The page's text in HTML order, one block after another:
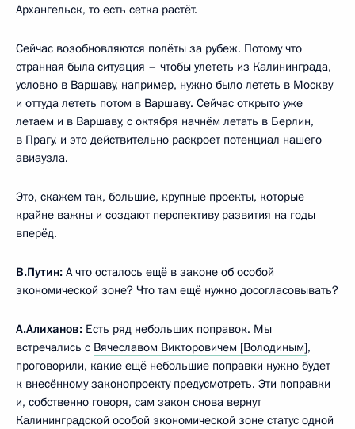
Архангельск, то есть сетка растёт.
Сейчас возобновляются полёты за рубеж. Потому что
странная была ситуация – чтобы улететь из Калининграда,
условно в Варшаву, например, нужно было лететь в Москву
и оттуда лететь потом в Варшаву. Сейчас открыто уже
летаем и в Варшаву, с октября начнём летать в Берлин,
в Прагу, и это действительно раскроет потенциал нашего
авиаузла.
Это, скажем так, большие, крупные проекты, которые
крайне важны и создают перспективу развития на годы
вперёд.
В.Путин: А что осталось ещё в законе об особой
экономической зоне? Что там ещё нужно досогласовывать?
А.Алиханов: Есть ряд небольших поправок. Мы
встречались с Вячеславом Викторовичем [Володиным],
проговорили, какие ещё небольшие поправки нужно будет
к внесённому законопроекту предусмотреть. Эти поправки
и, собственно говоря, сам закон снова вернут
Калининградской особой экономической зоне статус одной